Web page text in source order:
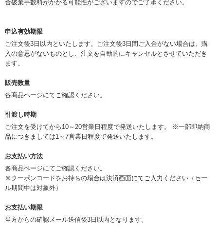
合破棄手数料がかかる可能性がございますのでご了承ください。
申込有効期限
ご注文後3日以内といたします。ご注文後3日間ご入金がない場合は、購
入の意思がないものとし、注文を自動的にキャンセルとさせていただき
ます。
販売数量
各商品ページにてご確認ください。
引渡し時期
ご注文を受けてから10～20営業日程度で発送いたします。 ※一部即納商
品につきましては1～7営業日程度で発送いたします。
お支払い方法
各商品ページにてご確認ください。
※クーポンコードをお持ちの場合は決済画面にてご入力ください（セー
ル期間中は対象外）
お支払い期限
当方からの確認メール送信後3日以内となります。